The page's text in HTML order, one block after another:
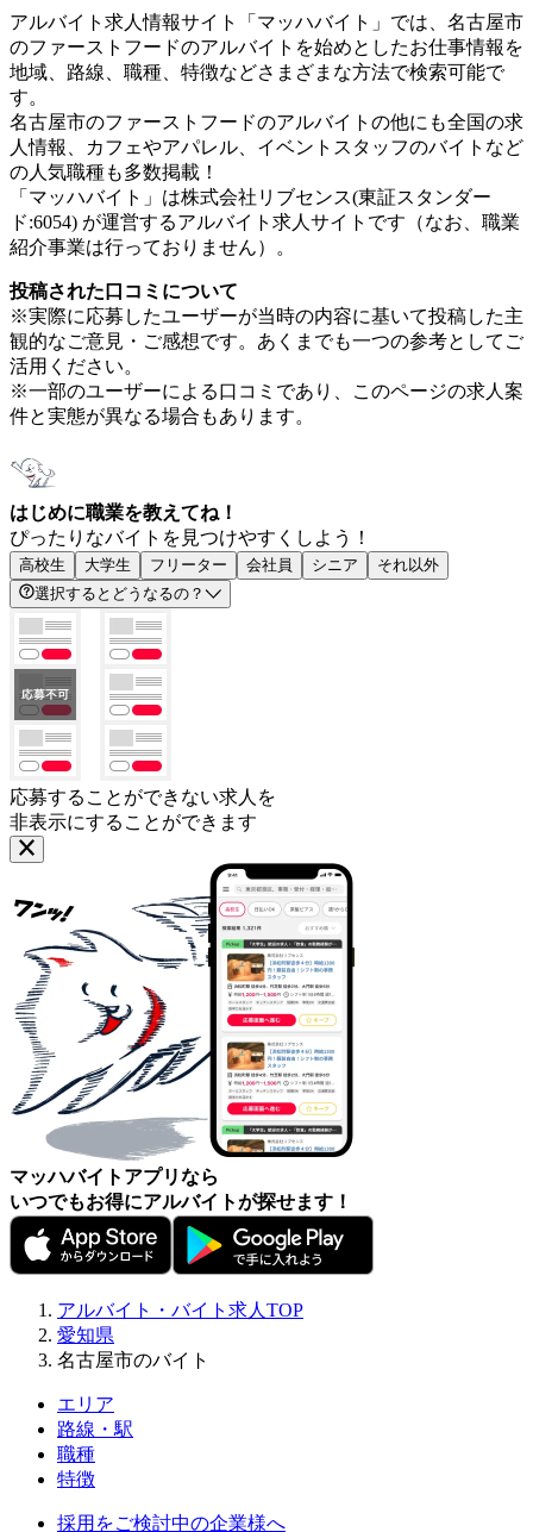
アルバイト求人情報サイト「マッハバイト」では、名古屋市
のファーストフードのアルバイトを始めとしたお仕事情報を
地域、路線、職種、特徴などさまざまな方法で検索可能で
す。
名古屋市のファーストフードのアルバイトの他にも全国の求
人情報、カフェやアパレル、イベントスタッフのバイトなど
の人気職種も多数掲載！
「マッハバイト」は株式会社リブセンス(東証スタンダー
ド:6054) が運営するアルバイト求人サイトです（なお、職業
紹介事業は行っておりません）。
投稿された口コミについて
※実際に応募したユーザーが当時の内容に基いて投稿した主
観的なご意見・ご感想です。あくまでも一つの参考としてご
活用ください。
※一部のユーザーによる口コミであり、このページの求人案
件と実態が異なる場合もあります。
はじめに職業を教えてね！
ぴったりなバイトを見つけやすくしよう！
高校生 大学生 フリーター 会社員 シニア
それ以外
選択するとどうなるの？
応募することができない求人を
非表示にすることができます
マッハバイトアプリなら
いつでもお得にアルバイトが探せます！
アルバイト・バイト求人TOP
愛知県
名古屋市のバイト
エリア
路線・駅
職種
特徴
採用をご検討中の企業様へ